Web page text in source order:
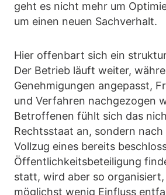
geht es nicht mehr um
um einen neuen Sachverhalt.
Hier offenbart sich ein
Der Betrieb läuft weiter,
Genehmigungen angepasst,
und Verfahren nachgezogen
Betroffenen fühlt sich das
Rechtsstaat an, sondern
Vollzug eines bereits
Öffentlichkeitsbeteiligung
statt, wird aber so organisiert,
möglichst wenig Einfluss